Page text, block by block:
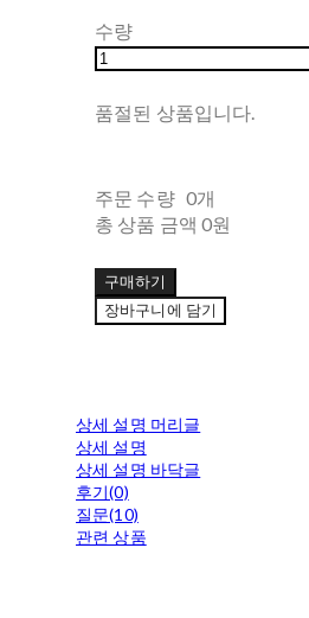
수량
품절된 상품입니다.
주문 수량 0개
총 상품 금액 0원
구매하기
장바구니에 담기
상세 설명 머리글
상세 설명
상세 설명 바닥글
후기(0)
질문(10)
관련 상품